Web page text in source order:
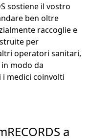
sostiene il vostro
ben oltre
raccoglie e
per
operatori sanitari,
modo da
medici coinvolti
a